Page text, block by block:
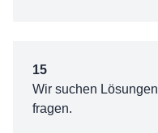
15
Wir suchen
fragen.